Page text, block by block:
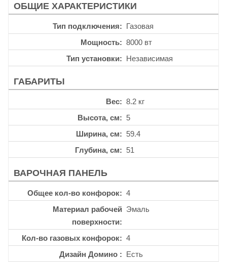
ОБЩИЕ ХАРАКТЕРИСТИКИ
Тип подключения
Газовая
Мощность
8000 вт
Тип установки
Независимая
ГАБАРИТЫ
Вес
8.2 кг
Высота, см
5
Ширина, см
59.4
Глубина, см
51
ВАРОЧНАЯ ПАНЕЛЬ
Общее кол-во конфорок
4
Материал рабочей
поверхности
Эмаль
Кол-во газовых конфорок
4
Дизайн Домино
Есть